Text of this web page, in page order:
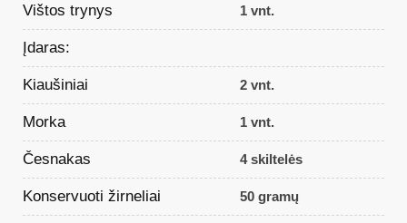
Vištos trynys 1 vnt.
Įdaras:
Kiaušiniai 2 vnt.
Morka 1 vnt.
Česnakas 4 skiltelės
Konservuoti žirneliai 50 gramų